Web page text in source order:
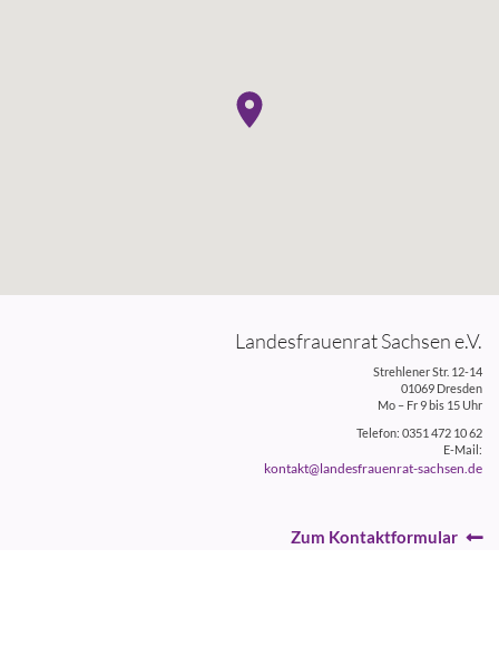
Landesfrauenrat Sachsen e.V.
Strehlener Str. 12-14
01069 Dresden
Mo – Fr 9 bis 15 Uhr
Telefon: 0351 472 10 62
E-Mail:
kontakt@landesfrauenrat-sachsen.de
Zum Kontaktformular